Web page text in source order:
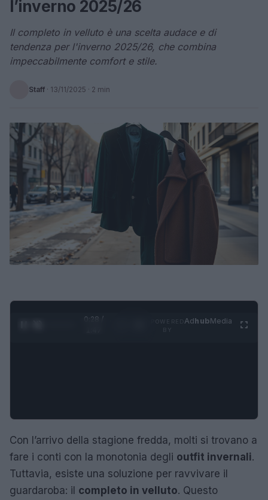
l’inverno 2025/26
Il completo in velluto è una scelta audace e di
tendenza per l'inverno 2025/26, che combina
impeccabilmente comfort e stile.
Staff · 13/11/2025 · 2 min
0:28 /
AdhubMedia
Con l’arrivo della stagione fredda, molti si trovano a
fare i conti con la monotonia degli outfit invernali.
Tuttavia, esiste una soluzione per ravvivare il
guardaroba: il completo in velluto. Questo